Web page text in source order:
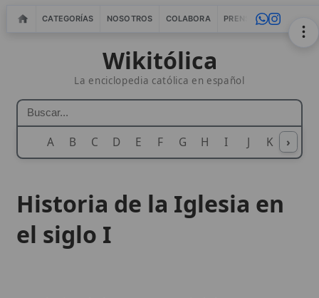
CATEGORÍAS NOSOTROS COLABORA PRENSA WEBMASTERS
Wikitólica
La enciclopedia católica en español
A B C D E F G H I J K L M
›
el siglo I